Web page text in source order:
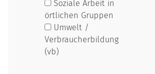
Soziale Arbeit in
örtlichen Gruppen
Umwelt /
Verbraucherbildung
(vb)